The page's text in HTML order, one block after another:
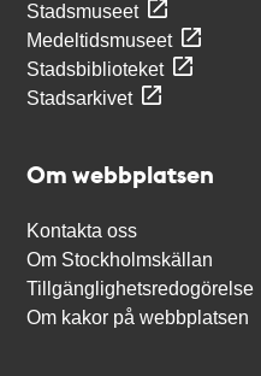
Stadsmuseet
Medeltidsmuseet
Stadsbiblioteket
Stadsarkivet
Om webbplatsen
Kontakta oss
Om Stockholmskällan
Tillgänglighetsredogörelse
Om kakor på webbplatsen